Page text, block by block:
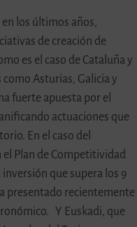
los últimos años,
de creación de
es el caso de Cataluña y
Asturias, Galicia y
fuerte apuesta por el
actuaciones que
En el caso del
el Plan de Competitividad
que supera los 9
presentado recientemente
Y Euskadi, que